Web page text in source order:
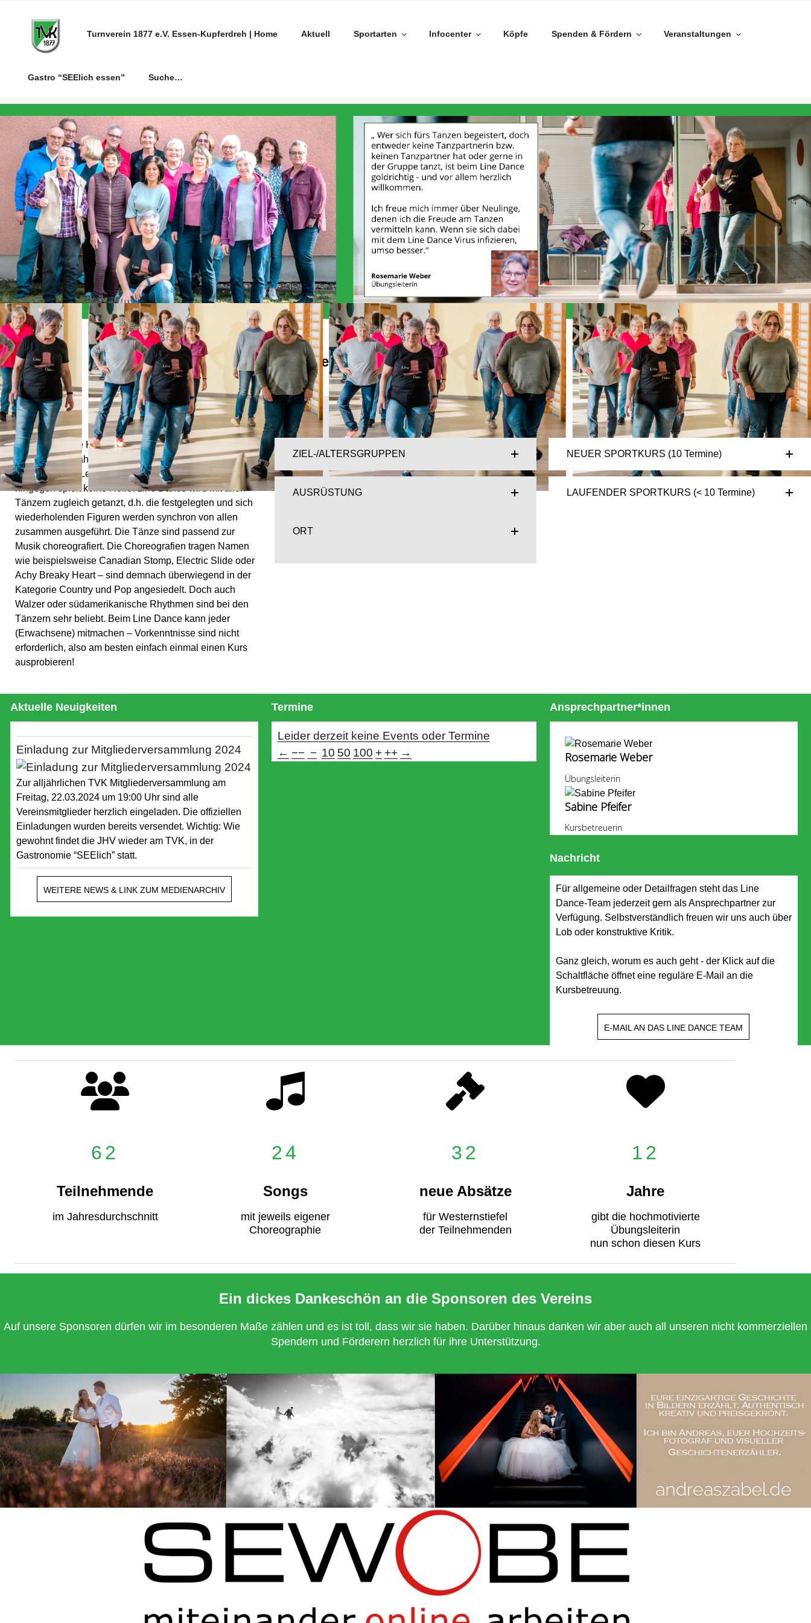
Turnverein 1877 e.V. Essen-Kupferdreh | Home Aktuell Sportarten Infocenter Köpfe Spenden & Fördern Veranstaltungen
Gastro “SEElich essen” Suche…
Alles Wichtige auf einen Blick
Allgemein
Der Line-Dance Kurs eignet sich für jeden, der zwei Füße
hat und auf 8 zählen kann. Weitere Voraussetzungen sind
die Freude am Lernen und Lust aufs Tanzen, das Alter
hingegen spielt keine Rolle. Line Dance wird mit allen
Tänzern zugleich getanzt, d.h. die festgelegten und sich
wiederholenden Figuren werden synchron von allen
zusammen ausgeführt. Die Tänze sind passend zur
Musik choreografiert. Die Choreografien tragen Namen
wie beispielsweise Canadian Stomp, Electric Slide oder
Achy Breaky Heart – sind demnach überwiegend in der
Kategorie Country und Pop angesiedelt. Doch auch
Walzer oder südamerikanische Rhythmen sind bei den
Tänzern sehr beliebt. Beim Line Dance kann jeder
(Erwachsene) mitmachen – Vorkenntnisse sind nicht
erforderlich, also am besten einfach einmal einen Kurs
ausprobieren!
Kompaktinfo
ZIEL-/ALTERSGRUPPEN
AUSRÜSTUNG
ORT
Angebote, Kosten & Anmeldung
NEUER SPORTKURS (10 Termine)
LAUFENDER SPORTKURS (< 10 Termine)
Aktuelle Neuigkeiten
Einladung zur Mitgliederversammlung 2024
Zur alljährlichen TVK Mitgliederversammlung am
Freitag, 22.03.2024 um 19:00 Uhr sind alle
Vereinsmitglieder herzlich eingeladen. Die offiziellen
Einladungen wurden bereits versendet. Wichtig: Wie
gewohnt findet die JHV wieder am TVK, in der
Gastronomie “SEElich” statt.
WEITERE NEWS & LINK ZUM MEDIENARCHIV
Termine
Leider derzeit keine Events oder Termine
← −− − 10 50 100 + ++ →
Ansprechpartner*innen
Rosemarie Weber
Übungsleiterin
Sabine Pfeifer
Kursbetreuerin
Nachricht
Für allgemeine oder Detailfragen steht das Line
Dance-Team jederzeit gern als Ansprechpartner zur
Verfügung. Selbstverständlich freuen wir uns auch über
Lob oder konstruktive Kritik.
Ganz gleich, worum es auch geht - der Klick auf die
Schaltfläche öffnet eine reguläre E-Mail an die
Kursbetreuung.
E-MAIL AN DAS LINE DANCE TEAM
62
Teilnehmende
im Jahresdurchschnitt
24
Songs
mit jeweils eigener
Choreographie
32
neue Absätze
für Westernstiefel
der Teilnehmenden
12
Jahre
gibt die hochmotivierte
Übungsleiterin
nun schon diesen Kurs
Ein dickes Dankeschön an die Sponsoren des Vereins
Auf unsere Sponsoren dürfen wir im besonderen Maße zählen und es ist toll, dass wir sie haben. Darüber hinaus danken wir aber auch all unseren nicht kommerziellen
Spendern und Förderern herzlich für ihre Unterstützung.